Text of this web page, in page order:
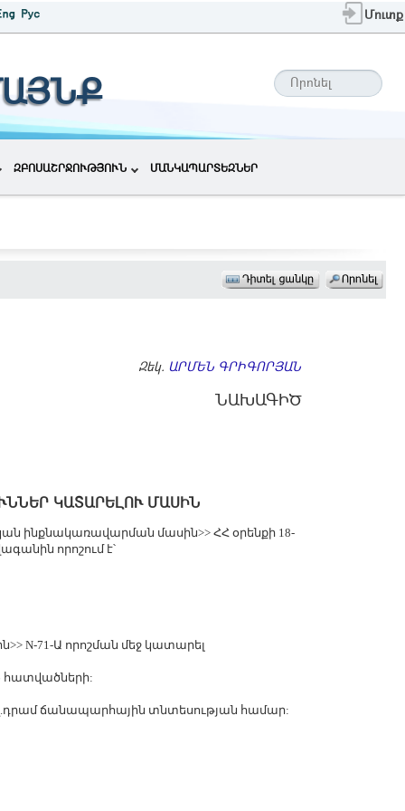
Մուտք
ԶԲՈՍԱՇՐՋՈՒԹՅՈՒՆ ՄԱՆԿԱՊԱՐՏԵԶՆԵՐ
Զեկ. ԱՐՄԵՆ ԳՐԻԳՈՐՅԱՆ
ՆԱԽԱԳԻԾ
ԿԱՏԱՐԵԼՈՒ ՄԱՍԻՆ
ինքնակառավարման մասին>> ՀՀ օրենքի 18-
որոշում է՝
N-71-Ա որոշման մեջ կատարել
հատվածների:
ճանապարհային տնտեսության համար: